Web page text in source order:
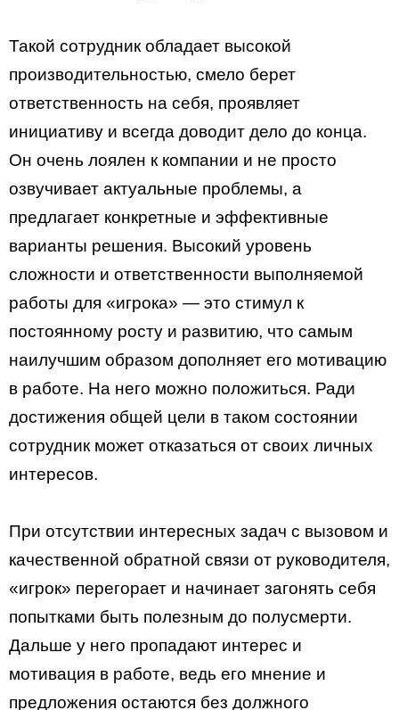
Такой сотрудник обладает высокой
производительностью, смело берет
ответственность на себя, проявляет
инициативу и всегда доводит дело до конца.
Он очень лоялен к компании и не просто
озвучивает актуальные проблемы, а
предлагает конкретные и эффективные
варианты решения. Высокий уровень
сложности и ответственности выполняемой
работы для «игрока» — это стимул к
постоянному росту и развитию, что самым
наилучшим образом дополняет его мотивацию
в работе. На него можно положиться. Ради
достижения общей цели в таком состоянии
сотрудник может отказаться от своих личных
интересов.
При отсутствии интересных задач с вызовом и
качественной обратной связи от руководителя,
«игрок» перегорает и начинает загонять себя
попытками быть полезным до полусмерти.
Дальше у него пропадают интерес и
мотивация в работе, ведь его мнение и
предложения остаются без должного